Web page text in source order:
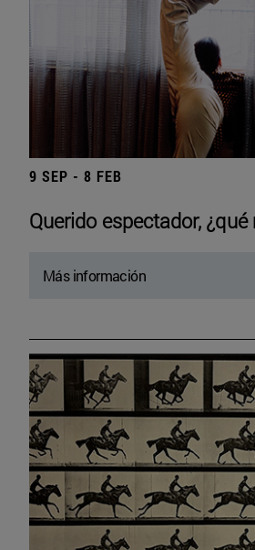
9 SEP - 8 FEB
Querido espectador,
Más información